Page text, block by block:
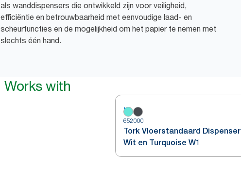
als wanddispensers die ontwikkeld zijn voor veiligheid,
efficiëntie en betrouwbaarheid met eenvoudige laad- en
scheurfuncties en de mogelijkheid om het papier te nemen met
slechts één hand.
Works with
652000
Tork Vloerstandaard Dispenser
Wit en Turquoise W1